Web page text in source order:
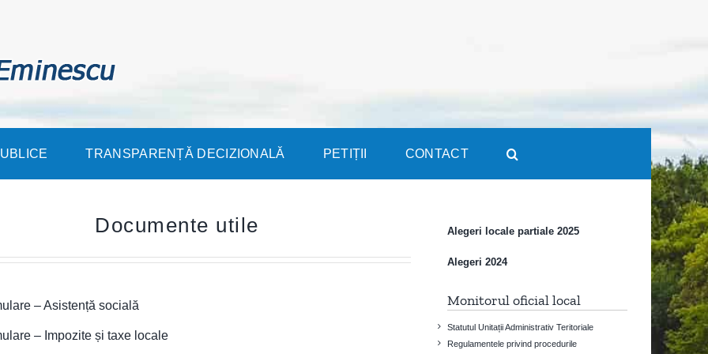
TRANSPARENȚĂ DECIZIONALĂ PETIȚII CONTACT
Documente utile
– Asistență socială
– Impozite și taxe locale
Alegeri locale partiale 2025
Alegeri 2024
Monitorul oficial local
Statutul Unitații Administrativ Teritoriale
Regulamentele privind procedurile